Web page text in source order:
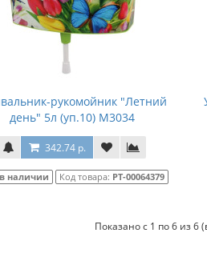
рукомойник "Летний
день" 5л (уп.10) М3034
342.74 р.
наличии Код товара: РТ-00064379
Показано с 1 по 6 из 6